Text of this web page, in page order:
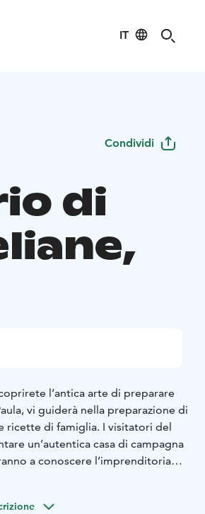
IT
Condividi
di
l’antica arte di preparare
vi guiderà nella preparazione di
ricette di famiglia. I visitatori del
un’autentica casa di campagna
a conoscere l’imprenditoria